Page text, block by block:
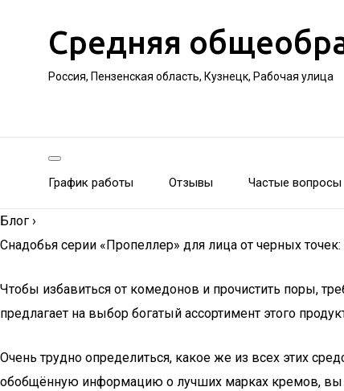
Средняя
Россия, Пензенская область, Кузнецк, Рабочая улица
График работы Отзывы Частые вопросы
Блог ›
Снадобья серии «Пропеллер» для лица от черных
Чтобы избавиться от комедонов и прочистить поры,
предлагает на выбор богатый ассортимент этого
Очень трудно определиться, какое же из всех этих
обобщённую информацию о лучших марках кремов,